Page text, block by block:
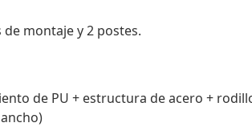
montaje y 2 postes.
de PU + estructura de acero +